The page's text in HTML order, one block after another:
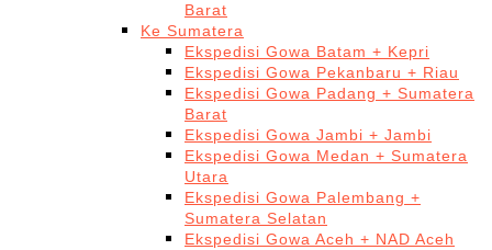
Barat
Ke Sumatera
Ekspedisi Gowa Batam + Kepri
Ekspedisi Gowa Pekanbaru + Riau
Ekspedisi Gowa Padang + Sumatera
Barat
Ekspedisi Gowa Jambi + Jambi
Ekspedisi Gowa Medan + Sumatera
Utara
Ekspedisi Gowa Palembang +
Sumatera Selatan
Ekspedisi Gowa Aceh + NAD Aceh